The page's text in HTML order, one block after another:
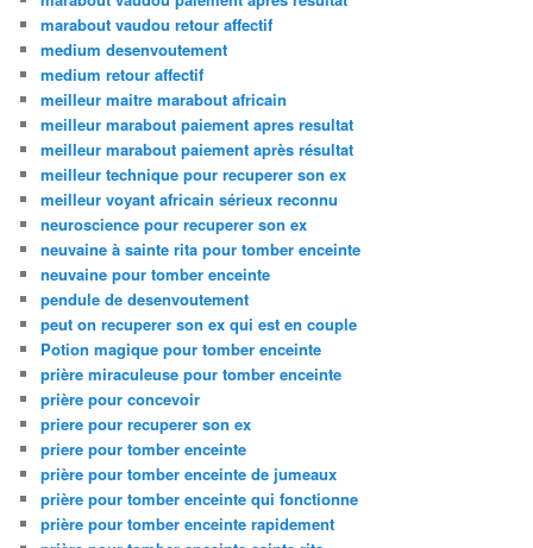
marabout vaudou retour affectif
medium desenvoutement
medium retour affectif
meilleur maitre marabout africain
meilleur marabout paiement apres resultat
meilleur marabout paiement après résultat
meilleur technique pour recuperer son ex
meilleur voyant africain sérieux reconnu
neuroscience pour recuperer son ex
neuvaine à sainte rita pour tomber enceinte
neuvaine pour tomber enceinte
pendule de desenvoutement
peut on recuperer son ex qui est en couple
Potion magique pour tomber enceinte
prière miraculeuse pour tomber enceinte
prière pour concevoir
priere pour recuperer son ex
priere pour tomber enceinte
prière pour tomber enceinte de jumeaux
prière pour tomber enceinte qui fonctionne
prière pour tomber enceinte rapidement